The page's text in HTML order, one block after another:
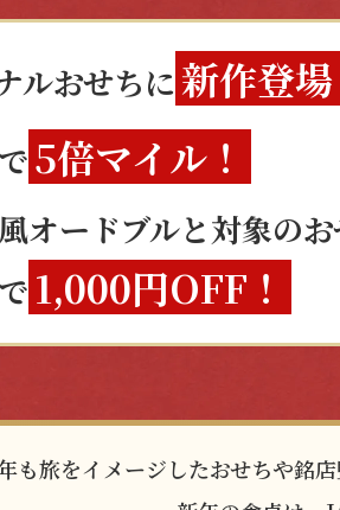
ルおせちに 新作登場
5倍マイル！
オードブルと対象の
1,000円OFF！
も旅をイメージしたおせちや銘